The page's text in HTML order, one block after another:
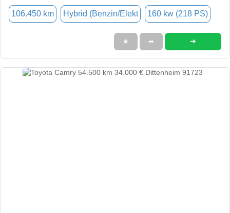
106.450 km Hybrid (Benzin/Elekt 160 kw (218 PS)
★ ➦ ➜